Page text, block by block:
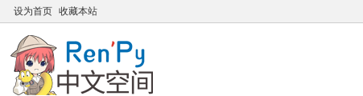
设为首页 收藏本站